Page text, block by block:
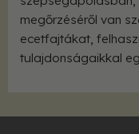
megőrzéséről van
ecetfajtákat,
tulajdonságaikkal